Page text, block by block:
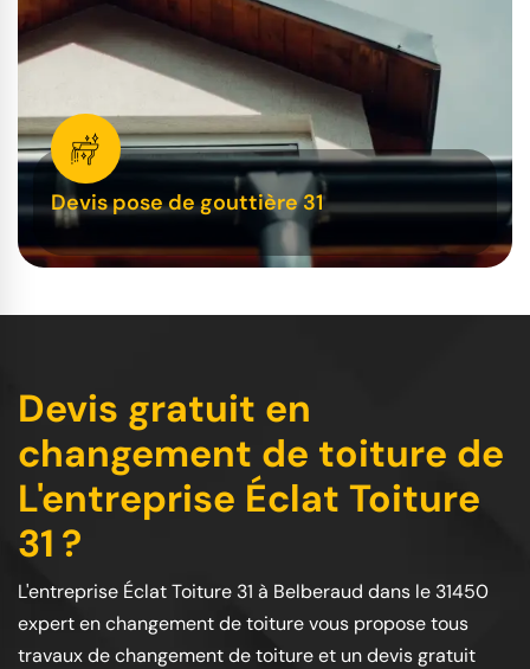
Devis pose de gouttière 31
Devis gratuit en
changement de toiture de
L'entreprise Éclat Toiture
31 ?
L'entreprise Éclat Toiture 31 à Belberaud dans le 31450
expert en changement de toiture vous propose tous
travaux de changement de toiture et un devis gratuit